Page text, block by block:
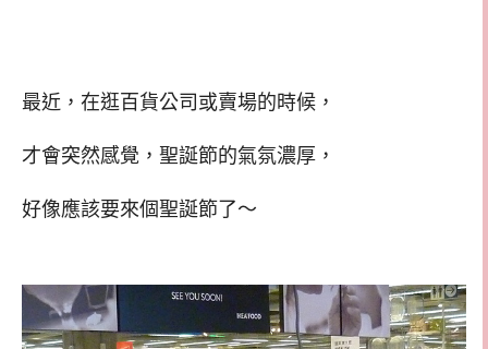
最近，在逛百貨公司或賣場的時候，
才會突然感覺，聖誕節的氣氛濃厚，
好像應該要來個聖誕節了～